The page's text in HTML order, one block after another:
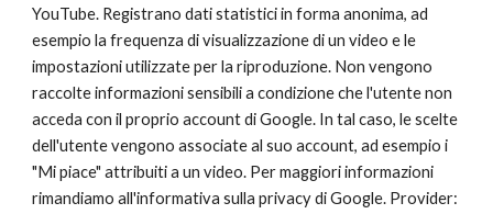
YouTube. Registrano dati statistici in forma anonima, ad
esempio la frequenza di visualizzazione di un video e le
impostazioni utilizzate per la riproduzione. Non vengono
raccolte informazioni sensibili a condizione che l'utente non
acceda con il proprio account di Google. In tal caso, le scelte
dell'utente vengono associate al suo account, ad esempio i
"Mi piace" attribuiti a un video. Per maggiori informazioni
rimandiamo all'informativa sulla privacy di Google. Provider: